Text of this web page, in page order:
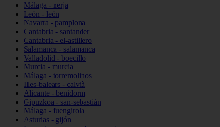
Málaga - nerja
León - león
Navarra - pamplona
Cantabria - santander
Cantabria - el-astillero
Salamanca - salamanca
Valladolid - boecillo
Murcia - murcia
Málaga - torremolinos
Illes-balears - calvià
Alicante - benidorm
Gipuzkoa - san-sebastián
Málaga - fuengirola
Asturias - gijón